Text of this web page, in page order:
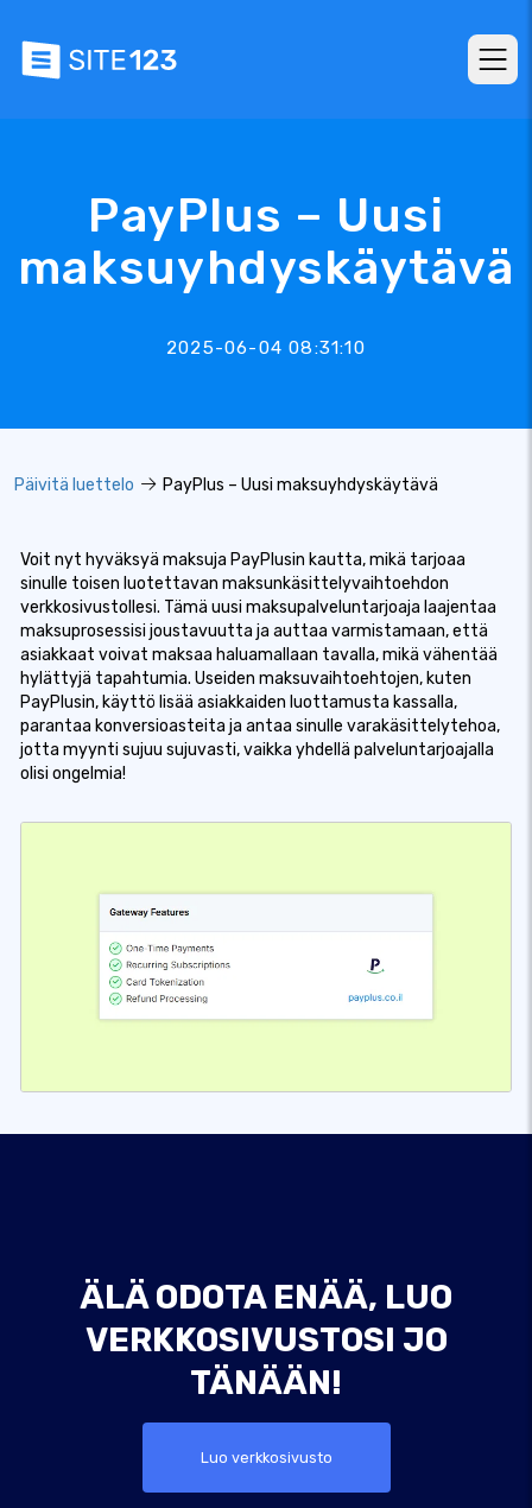
PayPlus – Uusi
maksuyhdyskäytävä
2025-06-04 08:31:10
Päivitä luettelo PayPlus – Uusi maksuyhdyskäytävä
Voit nyt hyväksyä maksuja PayPlusin kautta, mikä tarjoaa
sinulle toisen luotettavan maksunkäsittelyvaihtoehdon
verkkosivustollesi. Tämä uusi maksupalveluntarjoaja laajentaa
maksuprosessisi joustavuutta ja auttaa varmistamaan, että
asiakkaat voivat maksaa haluamallaan tavalla, mikä vähentää
hylättyjä tapahtumia. Useiden maksuvaihtoehtojen, kuten
PayPlusin, käyttö lisää asiakkaiden luottamusta kassalla,
parantaa konversioasteita ja antaa sinulle varakäsittelytehoa,
jotta myynti sujuu sujuvasti, vaikka yhdellä palveluntarjoajalla
olisi ongelmia!
ÄLÄ ODOTA ENÄÄ, LUO
VERKKOSIVUSTOSI JO
TÄNÄÄN!
Luo verkkosivusto